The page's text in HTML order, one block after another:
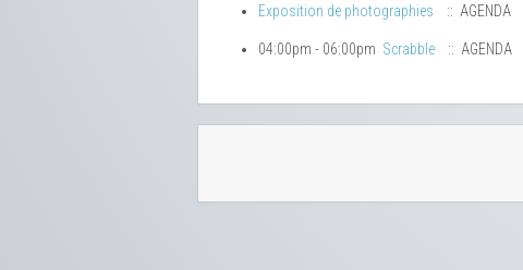
Exposition de photographies
:: AGENDA
04:00pm - 06:00pm Scrabble :: AGENDA